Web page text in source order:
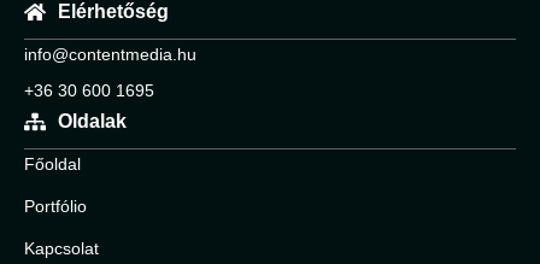
Elérhetőség
info@contentmedia.hu
+36 30 600 1695
Oldalak
Főoldal
Portfólio
Kapcsolat